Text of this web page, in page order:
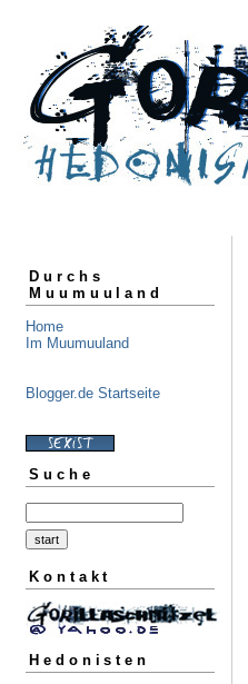
Durchs
Muumuuland
Home
Im Muumuuland
Blogger.de Startseite
Suche
Kontakt
Hedonisten